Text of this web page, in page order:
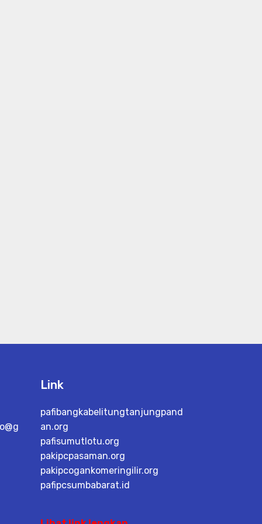
Link
pafibangkabelitungtanjungpand
an.org
pafisumutlotu.org
pakipcpasaman.org
pakipcogankomeringilir.org
pafipcsumbabarat.id